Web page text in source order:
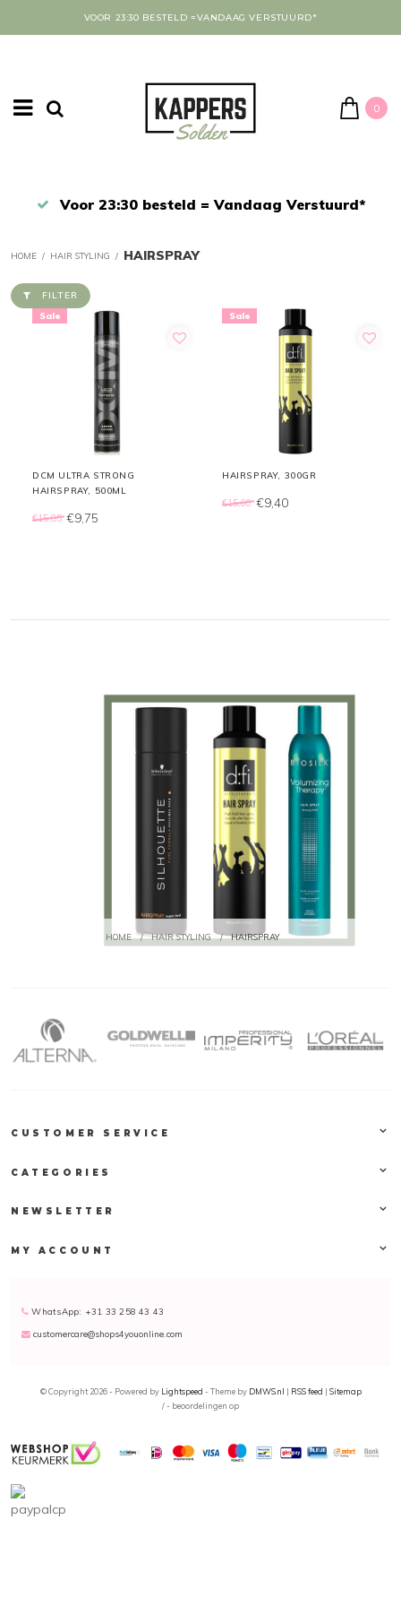
VOOR 23:30 BESTELD =VANDAAG VERSTUURD*
0
Afrekenen in een veilige omgeving
HOME / HAIR STYLING / HAIRSPRAY
FILTER
Sale
DCM ULTRA STRONG
HAIRSPRAY, 500ML
€15,85 €9,75
Sale
HAIRSPRAY, 300GR
€15,00 €9,40
HOME / HAIR STYLING / HAIRSPRAY
CUSTOMER SERVICE
CATEGORIES
NEWSLETTER
MY ACCOUNT
WhatsApp: +31 33 258 43 43
customercare@shops4youonline.com
© Copyright 2026 - Powered by Lightspeed - Theme by DMWS.nl | RSS feed | Sitemap
/- beoordelingen op